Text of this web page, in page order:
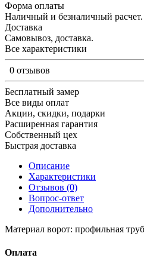
Форма оплаты
Наличный и безналичный расчет.
Доставка
Самовывоз, доставка.
Все характеристики
0 отзывов
Бесплатный замер
Все виды оплат
Акции, скидки, подарки
Расширенная гарантия
Собственный цех
Быстрая доставка
Описание
Характеристики
Отзывов (0)
Вопрос-ответ
Дополнительно
Материал ворот: профильная
Оплата